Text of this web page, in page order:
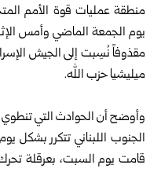
منطقة ‏عمليات قوة الأمم
ميليشيا حزب الله.‏
وأوضح أن الحوادث التي
‏الجنوب اللبناني تتكرر بشكل
‏قامت يوم السبت، بعرقلة